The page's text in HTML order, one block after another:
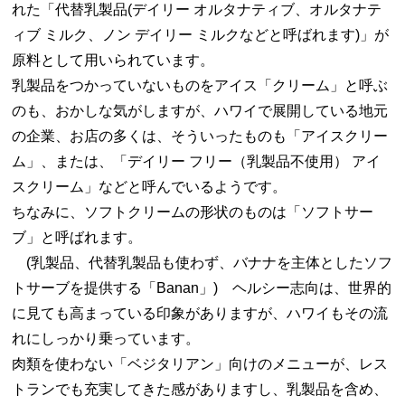
れた「代替乳製品(デイリー オルタナティブ、オルタナテ
ィブ ミルク、ノン デイリー ミルクなどと呼ばれます)」が
原料として用いられています。
乳製品をつかっていないものをアイス「クリーム」と呼ぶ
のも、おかしな気がしますが、ハワイで展開している地元
の企業、お店の多くは、そういったものも「アイスクリー
ム」、または、「デイリー フリー（乳製品不使用） アイ
スクリーム」などと呼んでいるようです。
ちなみに、ソフトクリームの形状のものは「ソフトサー
ブ」と呼ばれます。
(乳製品、代替乳製品も使わず、バナナを主体としたソフ
トサーブを提供する「Banan」) ヘルシー志向は、世界的
に見ても高まっている印象がありますが、ハワイもその流
れにしっかり乗っています。
肉類を使わない「ベジタリアン」向けのメニューが、レス
トランでも充実してきた感がありますし、乳製品を含め、